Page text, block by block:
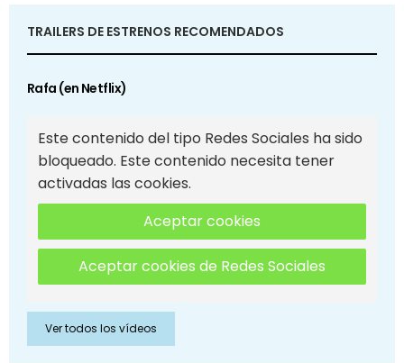
TRAILERS DE ESTRENOS RECOMENDADOS
Rafa (en Netflix)
Este contenido del tipo Redes Sociales ha sido
bloqueado. Este contenido necesita tener
activadas las cookies.
Aceptar cookies
Aceptar cookies de Redes Sociales
Ver todos los vídeos